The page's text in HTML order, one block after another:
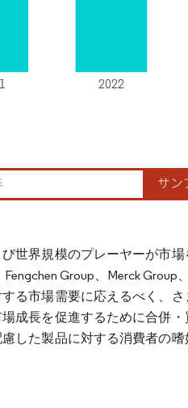
世界規模のプレーヤーが市
Group、Merck Group
る市場需要に応えるべく、
成長を促進するために合併
した製品に対する消費者の